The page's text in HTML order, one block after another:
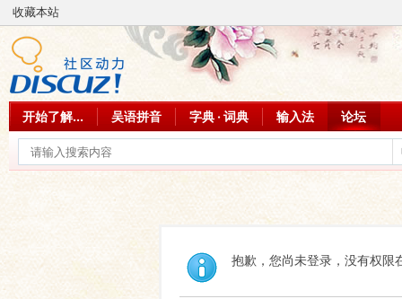
收藏本站
开始了解... 吴语拼音 字典 · 词典 输入法 论坛
抱歉，您尚未登录，没有权限